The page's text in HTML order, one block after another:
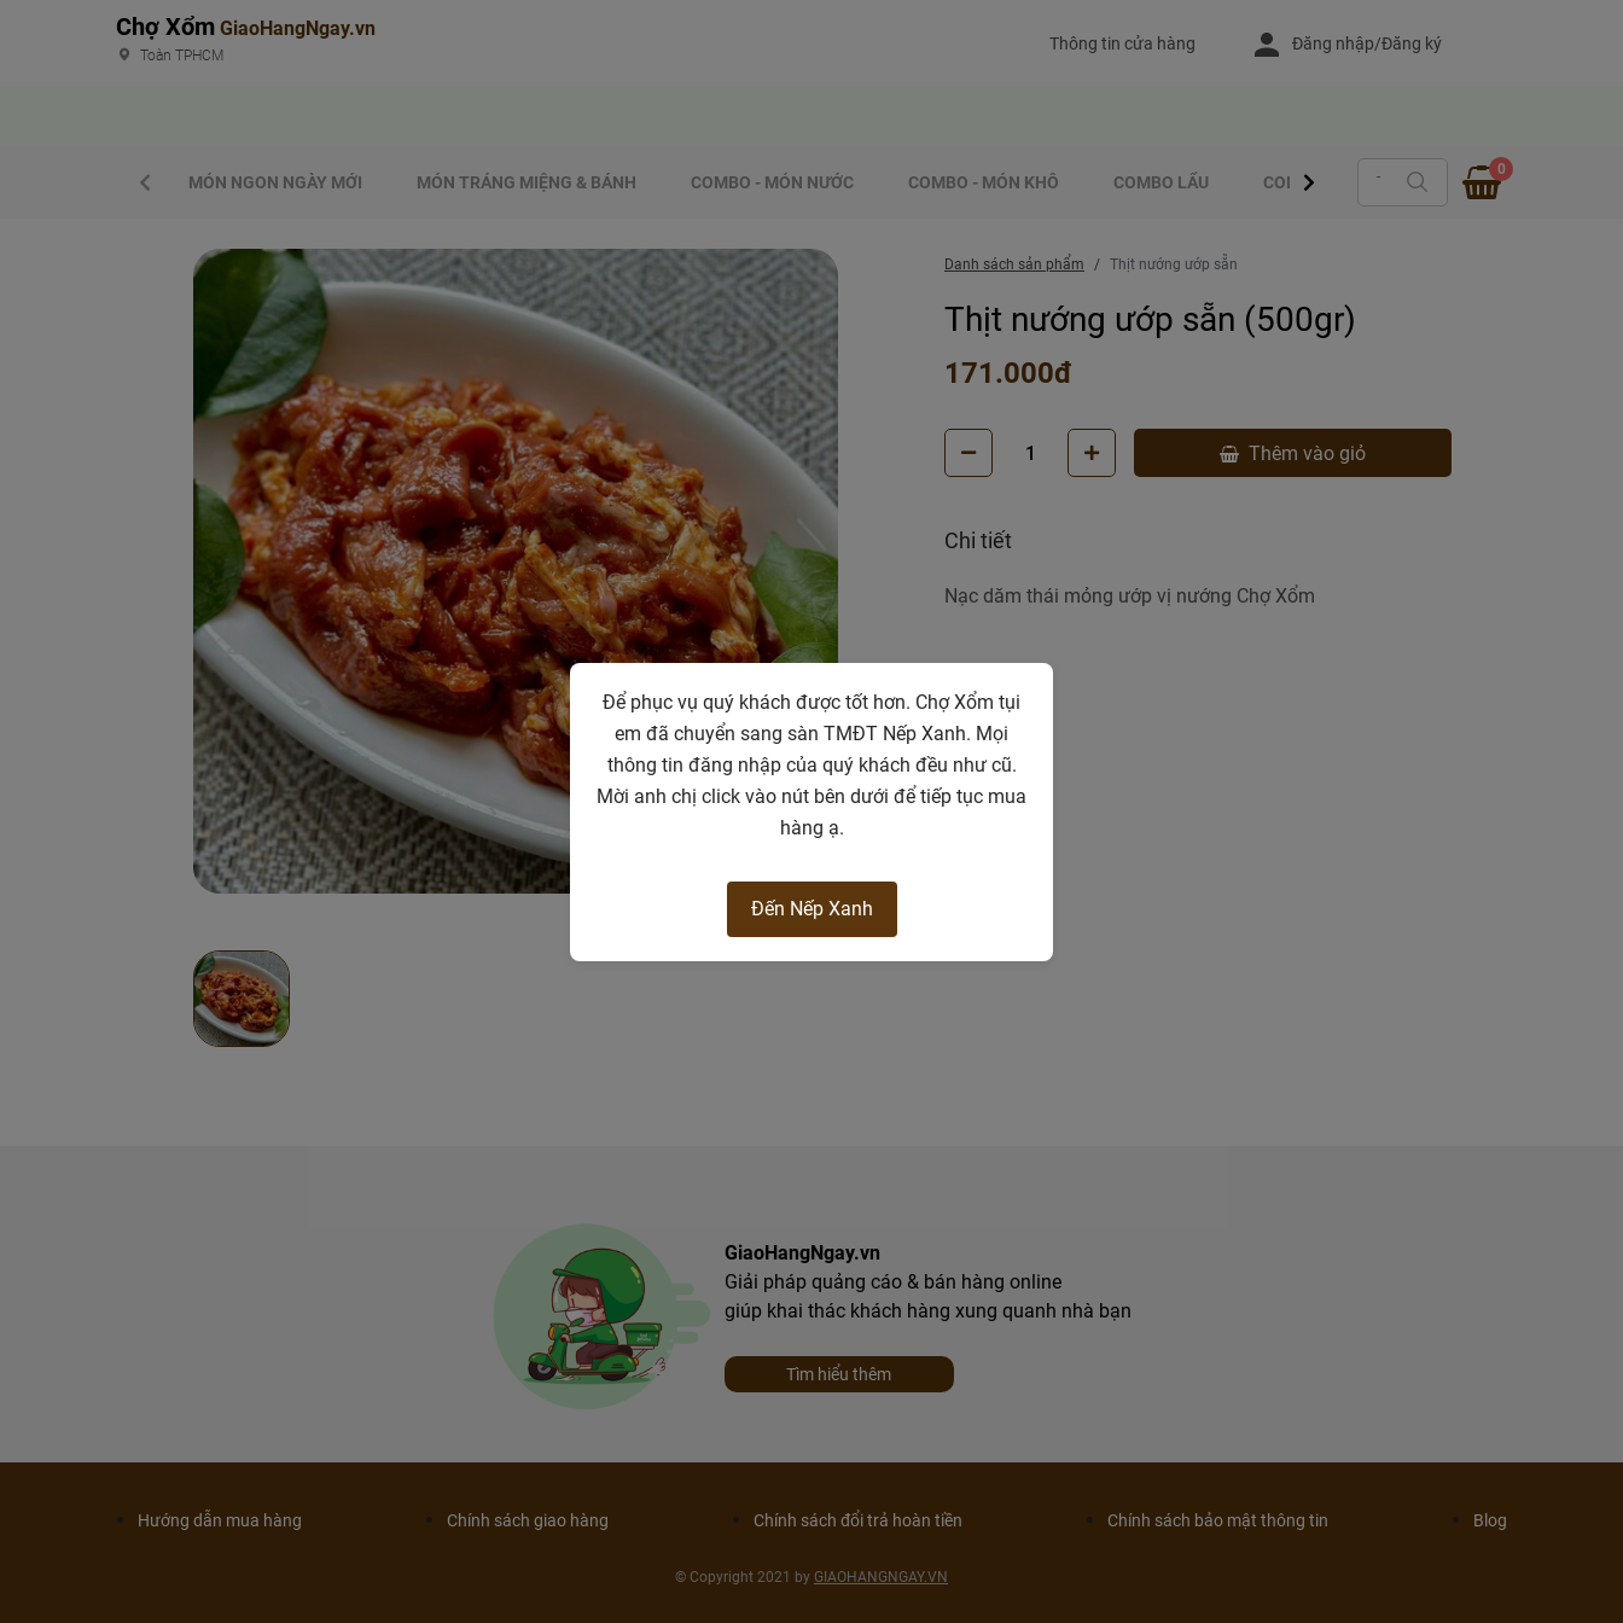
Chợ Xổm GiaoHangNgay.vn
Toàn TPHCM
Thông tin cửa hàng Đăng nhập/Đăng ký
MÓN NGON NGÀY MỚI MÓN TRÁNG MIỆNG & BÁNH COMBO - MÓN NƯỚC COMBO - MÓN KHÔ COMBO LẨU COMBO - CUỐN MÓN XỔM ƯỚP SẴN
0
Danh sách sản phẩm Thịt nướng ướp sẵn
Thịt nướng ướp sẵn (500gr)
171.000đ
Thêm vào giỏ
Chi tiết
Nạc dăm thái mỏng ướp vị nướng Chợ Xổm
GiaoHangNgay.vn
Giải pháp quảng cáo & bán hàng online
giúp khai thác khách hàng xung quanh nhà bạn
Tìm hiểu thêm
Hướng dẫn mua hàng Chính sách giao hàng Chính sách đổi trả hoàn tiền Chính sách bảo mật thông tin Blog
© Copyright 2021 by GIAOHANGNGAY.VN
Để phục vụ quý khách được tốt hơn. Chợ Xổm tụi
em đã chuyển sang sàn TMĐT Nếp Xanh. Mọi
thông tin đăng nhập của quý khách đều như cũ.
Mời anh chị click vào nút bên dưới để tiếp tục mua
hàng ạ.
Đến Nếp Xanh